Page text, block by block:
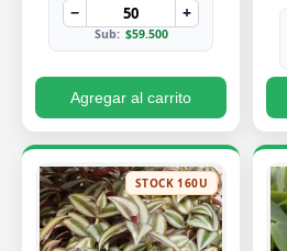
− +
Sub: $59.500
Agregar al carrito
STOCK 160U